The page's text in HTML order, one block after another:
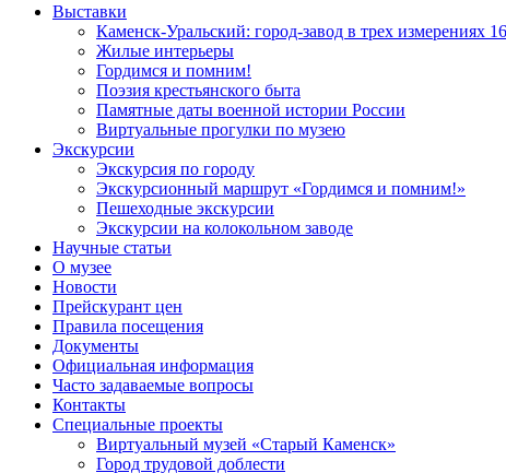
Выставки
Каменск-Уральский: город-завод в трех измерениях
Жилые интерьеры
Гордимся и помним!
Поэзия крестьянского быта
Памятные даты военной истории России
Виртуальные прогулки по музею
Экскурсии
Экскурсия по городу
Экскурсионный маршрут «Гордимся и помним!»
Пешеходные экскурсии
Экскурсии на колокольном заводе
Научные статьи
О музее
Новости
Прейскурант цен
Правила посещения
Документы
Официальная информация
Часто задаваемые вопросы
Контакты
Специальные проекты
Виртуальный музей «Старый Каменск»
Город трудовой доблести